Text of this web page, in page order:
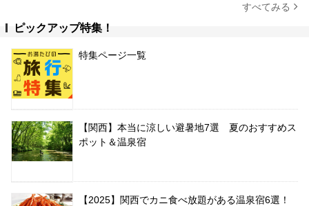
すべてみる
ピックアップ特集！
特集ページ一覧
【関西】本当に涼しい避暑地7選 夏のおすすめス
ポット＆温泉宿
【2025】関西でカニ食べ放題がある温泉宿6選！